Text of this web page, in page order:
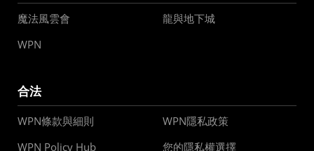
魔法風雲會
龍與地下城
WPN
合法
WPN條款與細則
WPN隱私政策
WPN Policy Hub
您的隱私權選擇